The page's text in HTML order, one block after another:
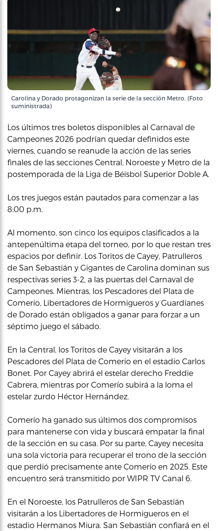
Carolina y Dorado protagonizan la serie de la sección Metro. (Foto
suministrada)
Los últimos tres boletos disponibles al Carnaval de
Campeones 2026 podrían quedar definidos este
viernes, cuando se reanude la acción de las series
finales de las secciones Central, Noroeste y Metro de la
postemporada de la Liga de Béisbol Superior Doble A.
Los tres juegos están pautados para comenzar a las
8:00 p.m.
Al momento, son cinco los equipos clasificados a la
antepenúltima etapa del torneo, por lo que restan tres
espacios por definir. Los Toritos de Cayey, Patrulleros
de San Sebastián y Gigantes de Carolina dominan sus
respectivas series 3-2, a las puertas del Carnaval de
Campeones. Mientras, los Pescadores del Plata de
Comerío, Libertadores de Hormigueros y Guardianes
de Dorado están obligados a ganar para forzar a un
séptimo juego el sábado.
En la Central, los Toritos de Cayey visitarán a los
Pescadores del Plata de Comerío en el estadio Carlos
Bonet. Por Cayey abrirá el estelar derecho Freddie
Cabrera, mientras por Comerío subirá a la loma el
estelar zurdo Héctor Hernández.
Comerío ha ganado sus últimos dos compromisos
para mantenerse con vida y buscará empatar la final
de la sección en su casa. Por su parte, Cayey necesita
una sola victoria para recuperar el trono de la sección
que perdió precisamente ante Comerío en 2025. Este
encuentro será transmitido por WIPR TV Canal 6.
En el Noroeste, los Patrulleros de San Sebastián
visitarán a los Libertadores de Hormigueros en el
estadio Hermanos Miura. San Sebastián confiará en el